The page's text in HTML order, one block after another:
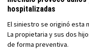
hospitalizadas
El siniestro se originó esta
La propietaria y sus dos
de forma preventiva.